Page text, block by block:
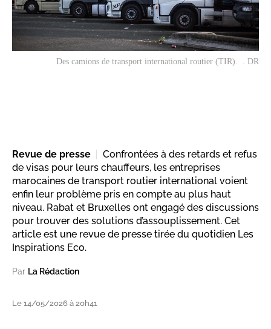
Des camions de transport international routier (TIR). . DR
Revue de presse
Confrontées à des retards et refus
de visas pour leurs chauffeurs, les entreprises
marocaines de transport routier international voient
enfin leur problème pris en compte au plus haut
niveau. Rabat et Bruxelles ont engagé des discussions
pour trouver des solutions d’assouplissement. Cet
article est une revue de presse tirée du quotidien Les
Inspirations Eco.
Par La Rédaction
Le 14/05/2026 à 20h41